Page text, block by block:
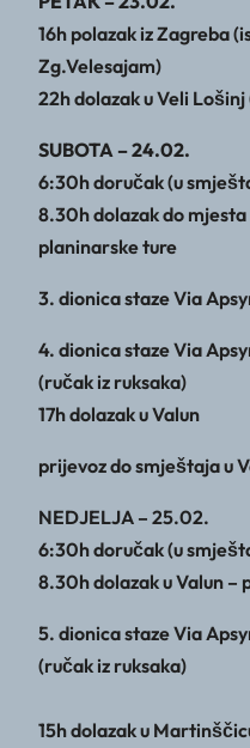
16h polazak iz Zagreba
Zg.Velesajam)
22h dolazak u Veli
SUBOTA – 24.02.
6:30h doručak (u
8.30h dolazak do
planinarske ture
3. dionica staze Via
4. dionica staze Via
(ručak iz ruksaka)
17h dolazak u Valun
prijevoz do smještaja u
NEDJELJA – 25.02.
6:30h doručak (u
8.30h dolazak u Valun
5. dionica staze Via
(ručak iz ruksaka)
15h dolazak u